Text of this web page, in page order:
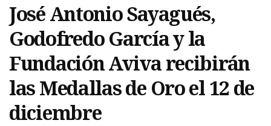
José Antonio Sayagués,
Godofredo García y la
Fundación Aviva recibirán
las Medallas de Oro el 12 de
diciembre